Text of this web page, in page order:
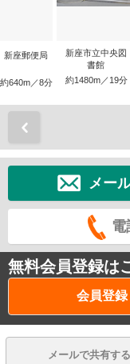
新座郵便局
約640m／8分
新座市立中央図
書館
約1480m／19分
メー
無料会員登録は
会員登録
メールで共有する